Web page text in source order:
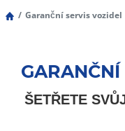
Garanční servis vozidel
ŠETŘETE